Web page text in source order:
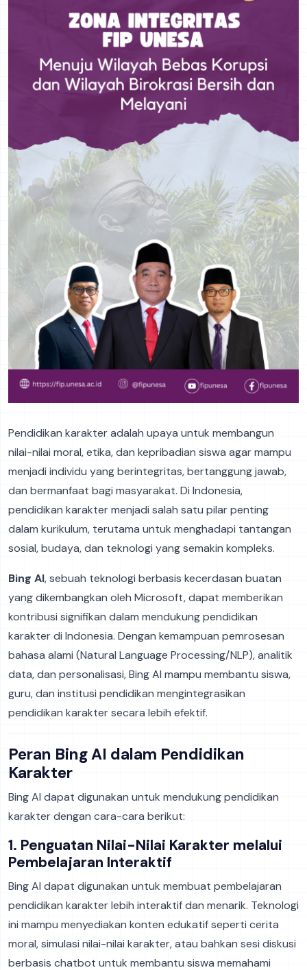
Pendidikan karakter adalah upaya untuk membangun
nilai-nilai moral, etika, dan kepribadian siswa agar mampu
menjadi individu yang berintegritas, bertanggung jawab,
dan bermanfaat bagi masyarakat. Di Indonesia,
pendidikan karakter menjadi salah satu pilar penting
dalam kurikulum, terutama untuk menghadapi tantangan
sosial, budaya, dan teknologi yang semakin kompleks.
Bing AI, sebuah teknologi berbasis kecerdasan buatan
yang dikembangkan oleh Microsoft, dapat memberikan
kontribusi signifikan dalam mendukung pendidikan
karakter di Indonesia. Dengan kemampuan pemrosesan
bahasa alami (Natural Language Processing/NLP), analitik
data, dan personalisasi, Bing AI mampu membantu siswa,
guru, dan institusi pendidikan mengintegrasikan
pendidikan karakter secara lebih efektif.
Peran Bing AI dalam Pendidikan
Karakter
Bing AI dapat digunakan untuk mendukung pendidikan
karakter dengan cara-cara berikut:
1. Penguatan Nilai-Nilai Karakter melalui
Pembelajaran Interaktif
Bing AI dapat digunakan untuk membuat pembelajaran
pendidikan karakter lebih interaktif dan menarik. Teknologi
ini mampu menyediakan konten edukatif seperti cerita
moral, simulasi nilai-nilai karakter, atau bahkan sesi diskusi
berbasis chatbot untuk membantu siswa memahami